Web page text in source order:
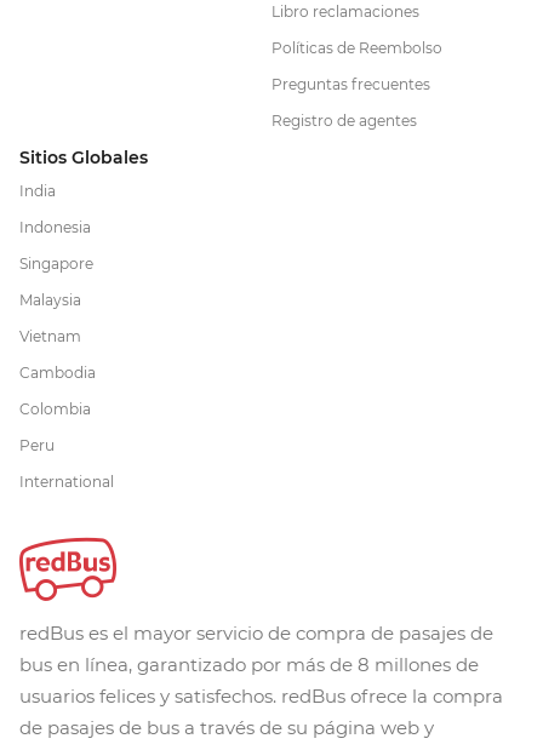
Libro reclamaciones
Políticas de Reembolso
Preguntas frecuentes
Registro de agentes
Sitios Globales
India
Indonesia
Singapore
Malaysia
Vietnam
Cambodia
Colombia
Peru
International
redBus es el mayor servicio de compra de pasajes de
bus en línea, garantizado por más de 8 millones de
usuarios felices y satisfechos. redBus ofrece la compra
de pasajes de bus a través de su página web y